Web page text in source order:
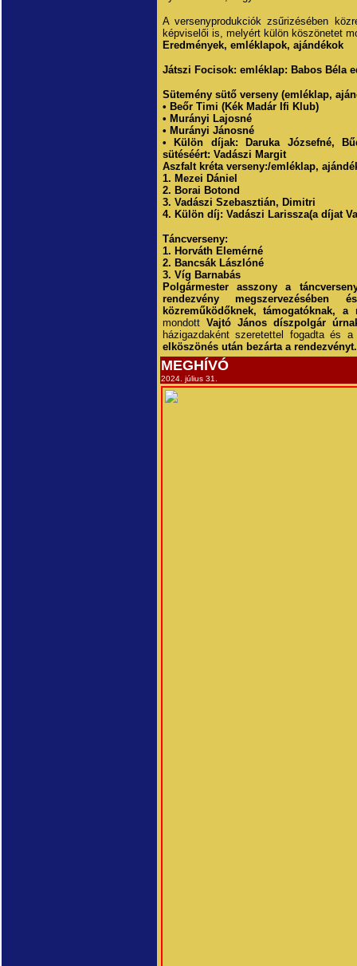
A versenyprodukciók zsűrizésében
képviselői is, melyért külön köszönetet
Eredmények, emléklapok, ajándékok
Játszi Focisok: emléklap: Babos Béla
Sütemény sütő verseny (emléklap,
• Beőr Timi (Kék Madár Ifi Klub)
• Murányi Lajosné
• Murányi Jánosné
• Külön díjak: Daruka Józsefné,
sütéséért: Vadászi Margit
Aszfalt kréta verseny:/emléklap,
1. Mezei Dániel
2. Borai Botond
3. Vadászi Szebasztián, Dimitri
4. Külön díj: Vadászi Larissza(a díjat
Táncverseny:
1. Horváth Elemérné
2. Bancsák Lászlóné
3. Víg Barnabás
Polgármester asszony a
rendezvény megszervezésében
közreműködőknek, támogatóknak, a
mondott Vajtó János díszpolgár
házigazdaként szeretettel fogadta és
elköszönés után bezárta a rendezvényt.
MEGHÍVÓ
2024. július 31.